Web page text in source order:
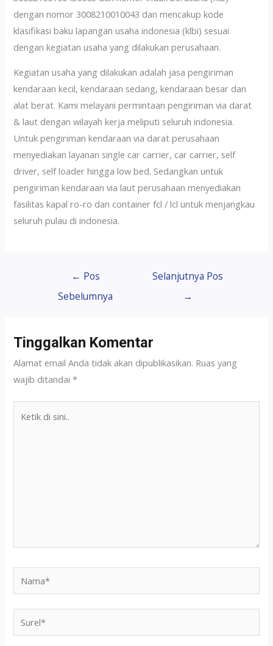
dengan nomor 3008210010043 dan mencakup kode
klasifikasi baku lapangan usaha indonesia (klbi) sesuai
dengan kegiatan usaha yang dilakukan perusahaan.
Kegiatan usaha yang dilakukan adalah jasa pengiriman
kendaraan kecil, kendaraan sedang, kendaraan besar dan
alat berat. Kami melayani permintaan pengiriman via darat
& laut dengan wilayah kerja meliputi seluruh indonesia.
Untuk pengiriman kendaraan via darat perusahaan
menyediakan layanan single car carrier, car carrier, self
driver, self loader hingga low bed. Sedangkan untuk
pengiriman kendaraan via laut perusahaan menyediakan
fasilitas kapal ro-ro dan container fcl / lcl untuk menjangkau
seluruh pulau di indonesia.
← Pos
Sebelumnya
Selanjutnya Pos
→
Tinggalkan Komentar
Alamat email Anda tidak akan dipublikasikan. Ruas yang
wajib ditandai*